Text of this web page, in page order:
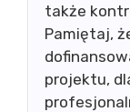
także
Pamiętaj,
projektu,